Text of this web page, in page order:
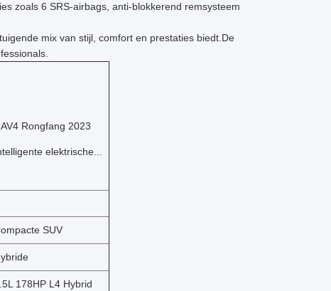
zoals 6 SRS-airbags, anti-blokkerend remsysteem
mix van stijl, comfort en prestaties biedt.De
Rongfang 2023
elektrische...
SUV
178HP L4 Hybrid